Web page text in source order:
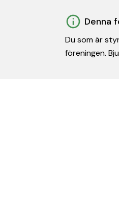
Denna
Du som är
föreningen.